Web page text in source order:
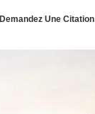
Demandez Une Citation